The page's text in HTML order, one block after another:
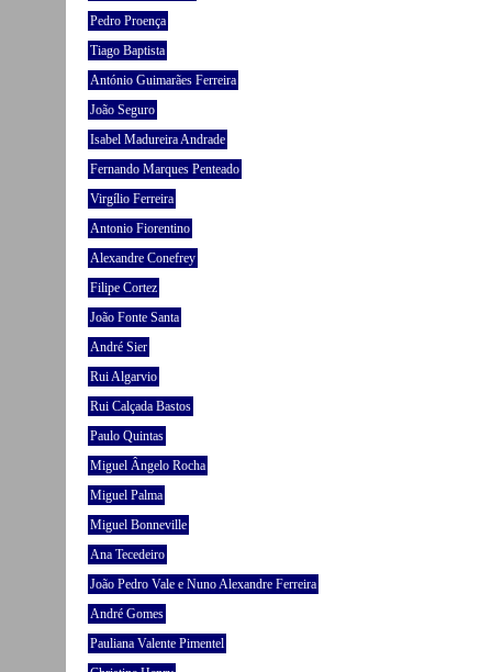
Pedro Proença
Tiago Baptista
António Guimarães Ferreira
João Seguro
Isabel Madureira Andrade
Fernando Marques Penteado
Virgílio Ferreira
Antonio Fiorentino
Alexandre Conefrey
Filipe Cortez
João Fonte Santa
André Sier
Rui Algarvio
Rui Calçada Bastos
Paulo Quintas
Miguel Ângelo Rocha
Miguel Palma
Miguel Bonneville
Ana Tecedeiro
João Pedro Vale e Nuno Alexandre Ferreira
André Gomes
Pauliana Valente Pimentel